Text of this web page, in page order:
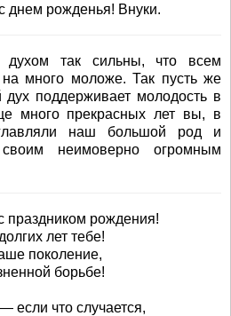
днем рожденья! Внуки.
так сильны, что всем
много моложе. Так пусть же
поддерживает молодость в
много прекрасных лет вы, в
наш большой род и
неимоверно огромным
праздником рождения!
лет тебе!
поколение,
борьбе!
если что случается,